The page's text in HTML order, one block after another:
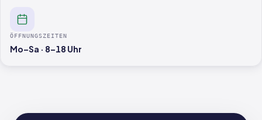
ÖFFNUNGSZEITEN
Mo–Sa · 8–18 Uhr